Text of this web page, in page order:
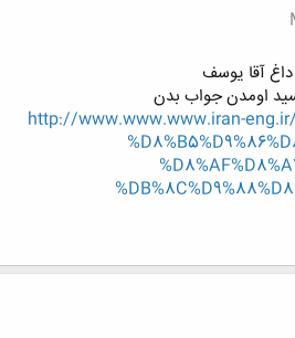
آقا یوسف
اومدن جواب بدن
http://www.www.www.iran-